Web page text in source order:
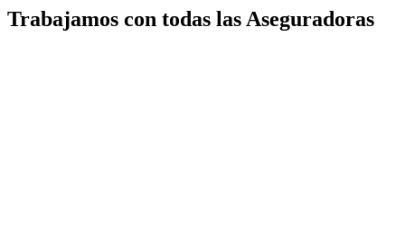
Trabajamos con todas las Aseguradoras